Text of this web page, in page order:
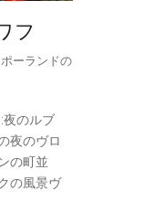
フ
ーランドの
のルブ
夜のヴロ
の町並
の風景ヴ